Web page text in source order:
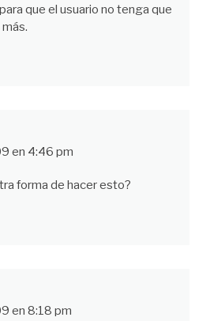
que el usuario no tenga que
en 4:46 pm
forma de hacer esto?
en 8:18 pm